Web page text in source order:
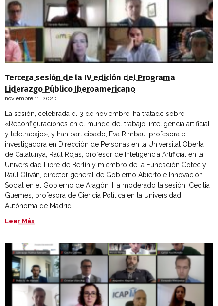
Tercera sesión de la IV edición del Programa
Liderazgo Público Iberoamericano
noviembre 11, 2020
La sesión, celebrada el 3 de noviembre, ha tratado sobre
«Reconfiguraciones en el mundo del trabajo: inteligencia artificial
y teletrabajo», y han participado, Eva Rimbau, profesora e
investigadora en Dirección de Personas en la Universitat Oberta
de Catalunya, Raúl Rojas, profesor de Inteligencia Artificial en la
Universidad Libre de Berlín y miembro de la Fundación Cotec y
Raúl Oliván, director general de Gobierno Abierto e Innovación
Social en el Gobierno de Aragón. Ha moderado la sesión, Cecilia
Güemes, profesora de Ciencia Política en la Universidad
Autónoma de Madrid.
Leer Más